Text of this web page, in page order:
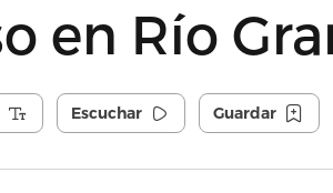
en Río
Escuchar Guardar